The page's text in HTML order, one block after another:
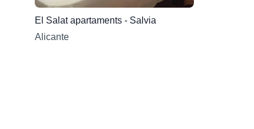
El Salat apartaments - Salvia
Alicante